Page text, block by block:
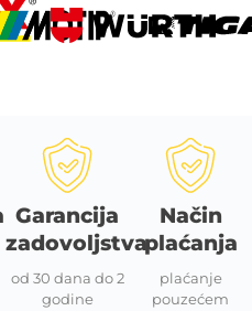
Garancija
zadovoljstva
od 30 dana do 2
godine
Način
plaćanja
plaćanje
pouzećem